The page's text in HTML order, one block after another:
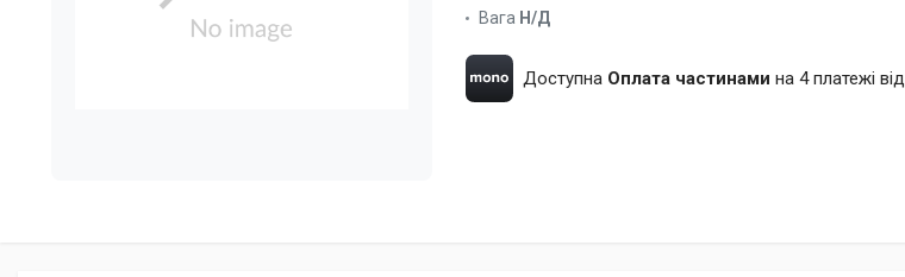
Вага Н/Д
Доступна Оплата частинами на 4 платежі від